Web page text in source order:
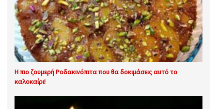
Η πιο ζουμερή Ροδακινόπιτα που θα δοκιμάσεις αυτό το
καλοκαίρι!